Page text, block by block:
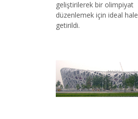
geliştirilerek bir olimpiyat
düzenlemek için ideal hale
getirildi.